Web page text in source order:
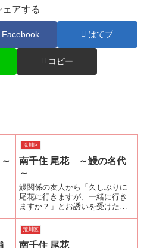
ェアする
Facebook はてブ
コピー
荒川区
南千住 尾花 ～鰻の名代
～
鰻関係の友人から「久しぶりに
尾花に行きますが、一緒に行き
ますか？」とお誘いを受けた。
このような嬉しいお誘いは、即
OKするのが礼儀、喜んでお供さ
せていただくことにした。当日
は、JR南千住駅の改札に11時に
荒川区
南千住 尾花